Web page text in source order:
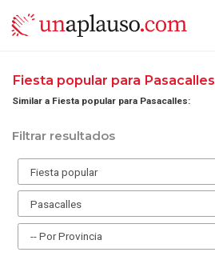
Fiesta popular para Pasacalles
Similar a Fiesta popular para Pasacalles:
Filtrar resultados